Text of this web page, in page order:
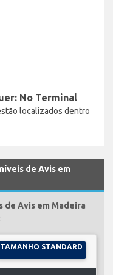
No Terminal
localizados dentro
de Avis em
de Avis em Madeira
TAMANHO STANDARD